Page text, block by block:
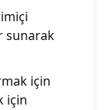
sunarak
için
için